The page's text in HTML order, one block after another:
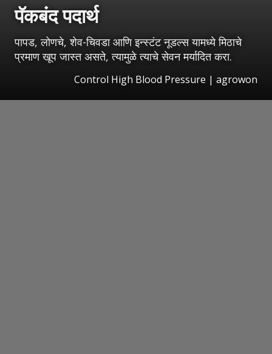
पॅकबंद पदार्थ
पापड, लोणचे, शेव-चिवडा आणि इन्स्टंट नूडल्स यामध्ये मिठाचे
प्रमाण खूप जास्त असते, त्यामुळे त्याचे सेवन मर्यादित करा.
Control High Blood Pressure | agrowon